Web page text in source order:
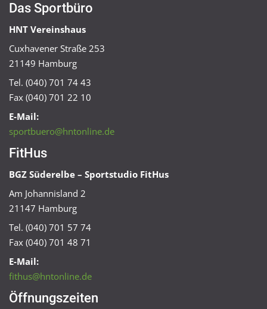
Das Sportbüro
HNT Vereinshaus
Cuxhavener Straße 253
21149 Hamburg
Tel. (040) 701 74 43
Fax (040) 701 22 10
E-Mail:
sportbuero@hntonline.de
FitHus
BGZ Süderelbe – Sportstudio FitHus
Am Johannisland 2
21147 Hamburg
Tel. (040) 701 57 74
Fax (040) 701 48 71
E-Mail:
fithus@hntonline.de
Öffnungszeiten